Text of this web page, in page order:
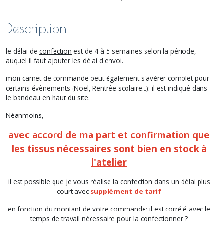
Description
le délai de confection est de 4 à 5 semaines selon la période,
auquel il faut ajouter les délai d'envoi.
mon carnet de commande peut également s'avérer complet pour
certains évènements (Noël, Rentrée scolaire...): il est indiqué dans
le bandeau en haut du site.
Néanmoins,
avec accord de ma part et confirmation que
les tissus nécessaires sont bien en stock à
l'atelier
il est possible que je vous réalise la confection dans un délai plus
court avec supplément de tarif
en fonction du montant de votre commande: il est corrélé avec le
temps de travail nécessaire pour la confectionner ?